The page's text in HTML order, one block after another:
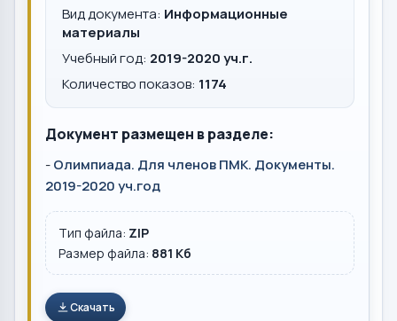
Вид документа: Информационные
материалы
Учебный год: 2019-2020 уч.г.
Количество показов: 1174
Документ размещен в разделе:
-Олимпиада. Для членов ПМК. Документы.
2019-2020 уч.год
Тип файла: ZIP
Размер файла: 881 Кб
Скачать